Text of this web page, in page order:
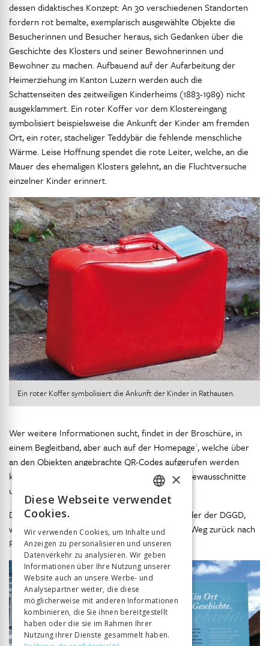
dessen didaktisches Konzept: An 30 verschiedenen Standorten
fordern rot bemalte, exemplarisch ausgewählte Objekte die
Besucherinnen und Besucher heraus, sich Gedanken über die
Geschichte des Klosters und seiner Bewohnerinnen und
Bewohner zu machen. Aufbauend auf der Aufarbeitung der
Heimerziehung im Kanton Luzern werden auch die
Schattenseiten des zeitweiligen Kinderheims (1883-1989) nicht
ausgeklammert. Ein roter Koffer vor dem Klostereingang
symbolisiert beispielsweise die Ankunft der Kinder am fremden
Ort, ein roter, stacheliger Teddybär die fehlende menschliche
Wärme. Leise Hoffnung spendet die rote Leiter, welche, an die
Mauer des ehemaligen Klosters gelehnt, an die Fluchtversuche
einzelner Kinder erinnert.
Ein roter Koffer symbolisiert die Ankunft der Kinder in Rathausen.
Wer weitere Informationen sucht, findet in der Broschüre, in
einem Begleitband, aber auch auf der Homepage1, welche über
an den Objekten angebrachte QR-Codes aufgerufen werden
kann, weiterführende Texte, Bilder sowie Interviewausschnitte
und Filmmaterial.
Das Ausstellungskonzept überzeugte die Mitglieder der DGGD,
was dazu führen wird, dass viele von ihnen den Weg zurück nach
Rathausen finden werden.
FRENCH
ITALIAN
×
Diese Webseite verwendet
Cookies.
Wir verwenden Cookies, um Inhalte und
Anzeigen zu personalisieren und unseren
Datenverkehr zu analysieren. Wir geben
Informationen über Ihre Nutzung unserer
Website auch an unsere Werbe- und
Analysepartner weiter, die diese
möglicherweise mit anderen Informationen
kombinieren, die Sie ihnen bereitgestellt
haben oder die sie im Rahmen Ihrer
Nutzung ihrer Dienste gesammelt haben.